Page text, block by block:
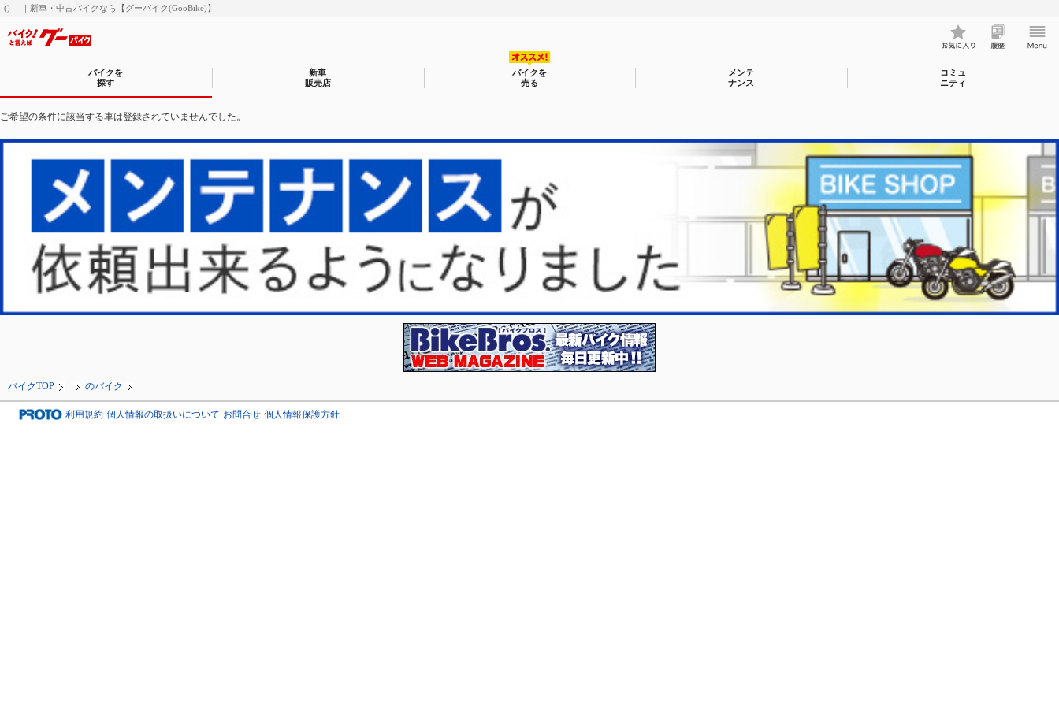
() ｜｜新車・中古バイクなら【グーバイク(GooBike)】
バイクを
探す
新車
販売店
バイクを
売る
メンテ
ナンス
コミュ
ニティ
ご希望の条件に該当する車は登録されていませんでした。
バイクTOP のバイク
利用規約 個人情報の取扱いについて お問合せ 個人情報保護方針